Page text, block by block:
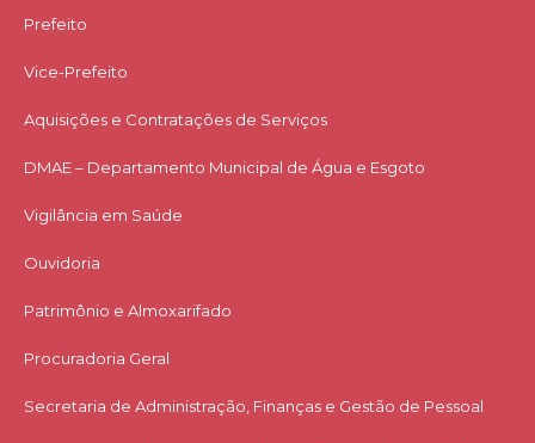
Prefeito
Vice-Prefeito
Aquisições e Contratações de Serviços​
DMAE – Departamento Municipal de Água e Esgoto
Vigilância em Saúde
Ouvidoria
Patrimônio e Almoxarifado
Procuradoria Geral
Secretaria de Administração, Finanças e Gestão de Pessoal